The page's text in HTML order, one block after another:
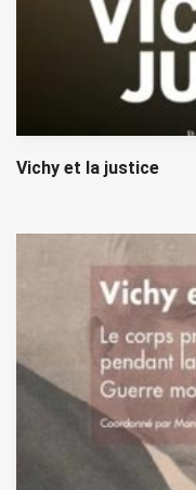
Vichy et la justice